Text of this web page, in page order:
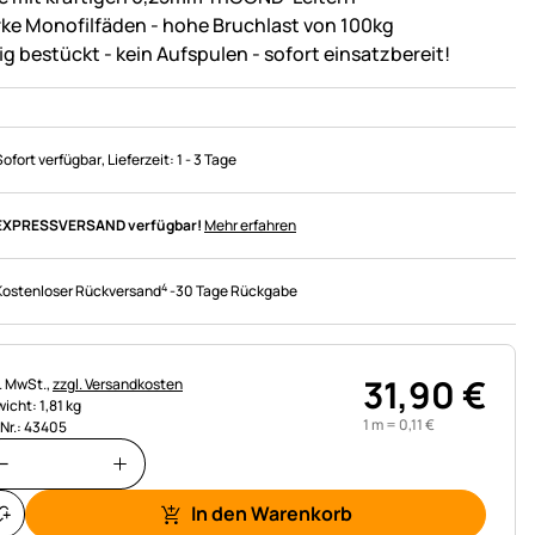
Monofilfäden - hohe Bruchlast von 100kg
bestückt - kein Aufspulen - sofort einsatzbereit!
verfügbar, Lieferzeit:1 - 3 Tage
verfügbar!Mehr erfahren
Rückversand4-30 Tage Rückgabe
MwSt.,zzgl. Versandkosten
1,81 kg
43405
31,90€
1 m = 0,11€
In den Warenkorb